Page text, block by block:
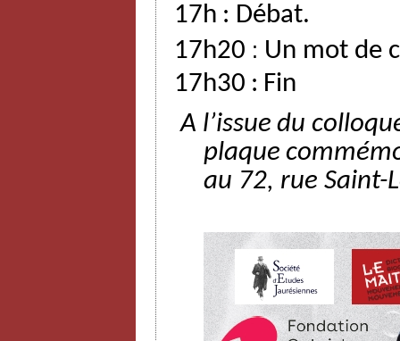
17h : Débat.
17h20 : Un mot de
17h30 : Fin
A l’issue du
plaque
au 72, rue Saint-